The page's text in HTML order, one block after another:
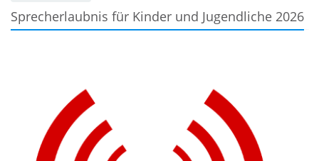
Sprecherlaubnis für Kinder und Jugendliche 2026